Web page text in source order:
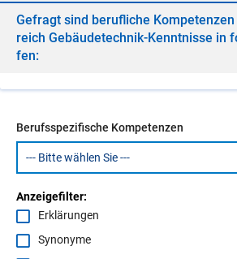
Ge­fragt sind be­ruf­li­che
reich Ge­bäu­de­tech­nik-Kennt­nis­se in
fen:
Berufsspezifische Kompetenzen
Anzeigefilter:
Erklärungen
Synonyme